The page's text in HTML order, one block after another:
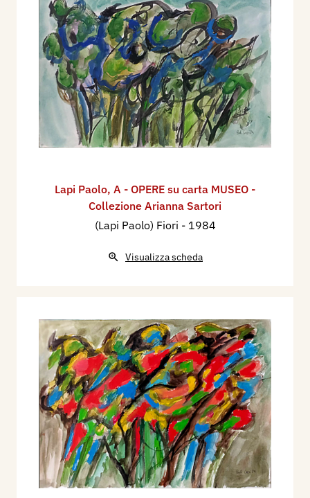
Lapi Paolo, A - OPERE su carta MUSEO -
Collezione Arianna Sartori
(Lapi Paolo) Fiori - 1984
Visualizza scheda